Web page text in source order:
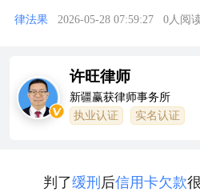
律法果 2026-05-28 07:59:27 0人阅
许旺律师
新疆赢获律师事务所
执业认证 实名认证
判了缓刑 后信用卡欠款